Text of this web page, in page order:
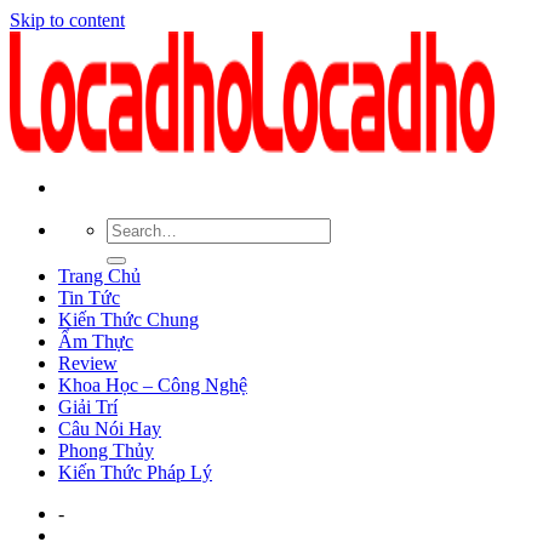
Skip to content
Trang Chủ
Tin Tức
Kiến Thức Chung
Ẩm Thực
Review
Khoa Học – Công Nghệ
Giải Trí
Câu Nói Hay
Phong Thủy
Kiến Thức Pháp Lý
-